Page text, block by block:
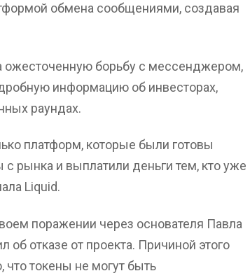
обмена сообщениями, создавая
ожесточенную борьбу с мессенджером,
информацию об инвесторах,
раундах.
платформ, которые были готовы
с рынка и выплатили деньги тем, кто уже
Liquid.
поражении через основателя Павла
отказе от проекта. Причиной этого
что токены не могут быть